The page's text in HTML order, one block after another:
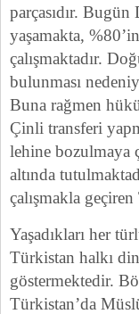
parçasıdır.
yaşamakta,
çalışmaktadır.
bulunması
Buna rağmen
Çinli transferi
lehine bozulmaya
altında
çalışmakla
Yaşadıkları her
Türkistan halkı
göstermektedir.
Türkistan’da